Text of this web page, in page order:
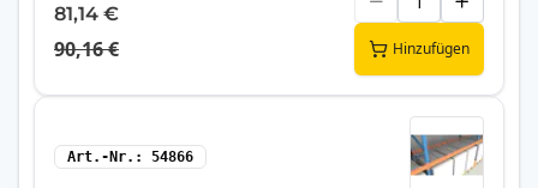
81,14 €
90,16 € Hinzufügen
Art.-Nr. 54866